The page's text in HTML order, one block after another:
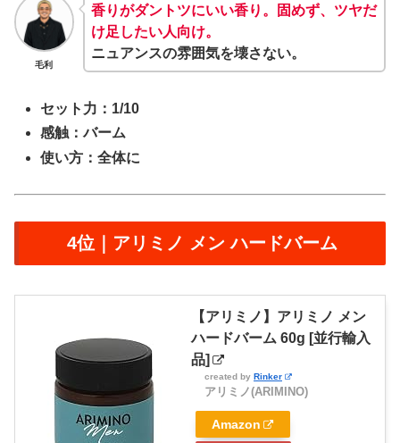
毛利
香りがダントツにいい香り。固めず、ツヤだ
け足したい人向け。
ニュアンスの雰囲気を壊さない。
セット力：1/10
感触：バーム
使い方：全体に
4位｜アリミノ メン ハードバーム
【アリミノ】アリミノ メン
ハードバーム 60g [並行輸入
品]
created by Rinker
アリミノ(ARIMINO)
Amazon